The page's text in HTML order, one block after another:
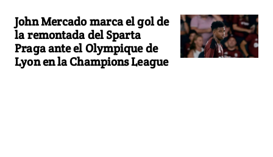
John Mercado marca el gol de
la remontada del Sparta
Praga ante el Olympique de
Lyon en la Champions League